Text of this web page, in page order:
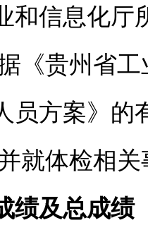
信息化厅
《贵州省
员方案》的
就体检相
绩及总成绩